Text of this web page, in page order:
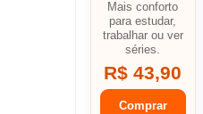
Mais conforto
para estudar,
trabalhar ou ver
séries.
R$ 43,90
Comprar